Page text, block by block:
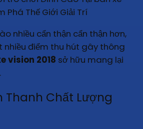
nhiều cẩn thận cẩn thận hơn,
nhiều điểm thu hút gây thông
vision 2018 sở hữu mang lại
Thanh Chất Lượng